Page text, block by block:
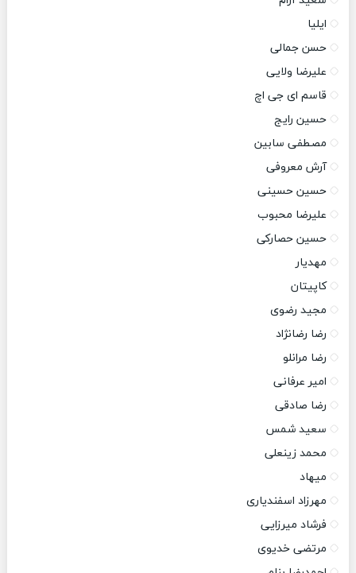
ایلیا
حسن جمالی
علیرضا ولایی
قاسم ای جی اچ
حسین رایج
مصطفی سابین
آرش معروفی
حسین حسینی
علیرضا محبوب
حسین حصارکی
مهدیار
کاپیتان
مجید رضوی
رضا رضانژاد
رضا مرانلو
امیر عرفانی
رضا صادقی
سعید شمس
محمد زینعلی
میهاد
مهرزاد اسفندیاری
فرشاد میرزایی
مرتضی خدیوی